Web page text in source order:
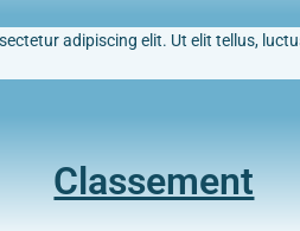
adipiscing elit. Ut elit tellus,
Classement